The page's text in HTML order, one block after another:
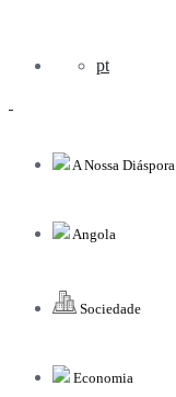
pt
A Nossa Diáspora
Angola
Sociedade
Economia